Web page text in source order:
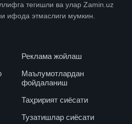
тегишли ва улар Zamin.uz
ифода этмаслиги мумкин.
Реклама жойлаш
Маълумотлардан
фойдаланиш
Таҳририят сиёсати
Тузатишлар сиёсати